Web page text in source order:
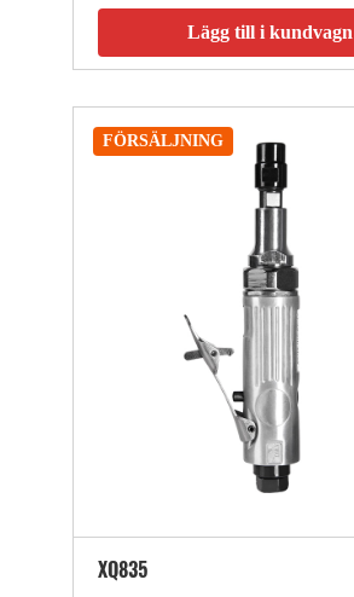
Lägg till i kundvagn
FÖRSÄLJNING
XQ835